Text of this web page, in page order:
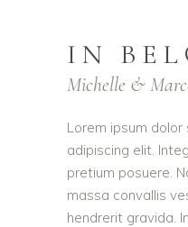
IN
Michelle &
Lorem ipsum
adipiscing elit.
pretium posuere.
massa convallis
hendrerit gravida.